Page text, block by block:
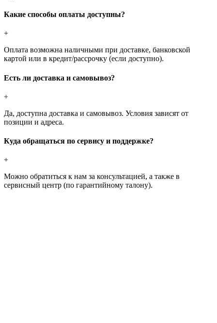
Какие способы оплаты доступны?
+
Оплата возможна наличными при доставке, банковской
картой или в кредит/рассрочку (если доступно).
Есть ли доставка и самовывоз?
+
Да, доступна доставка и самовывоз. Условия зависят от
позиции и адреса.
Куда обращаться по сервису и поддержке?
+
Можно обратиться к нам за консультацией, а также в
сервисный центр (по гарантийному талону).